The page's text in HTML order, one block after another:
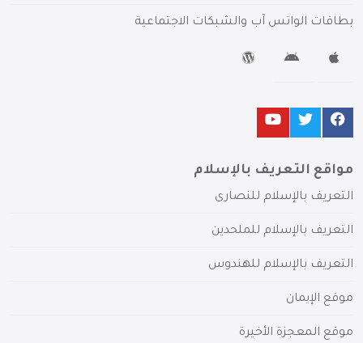
بطاقات الواتس آب والشبكات الاجتماعية
مواقع التعريف بالإسلام
التعريف بالإسلام للنصارى
التعريف بالإسلام للملحدين
التعريف بالإسلام للهندوس
موقع الإيمان
موقع المعجزة الأخيرة